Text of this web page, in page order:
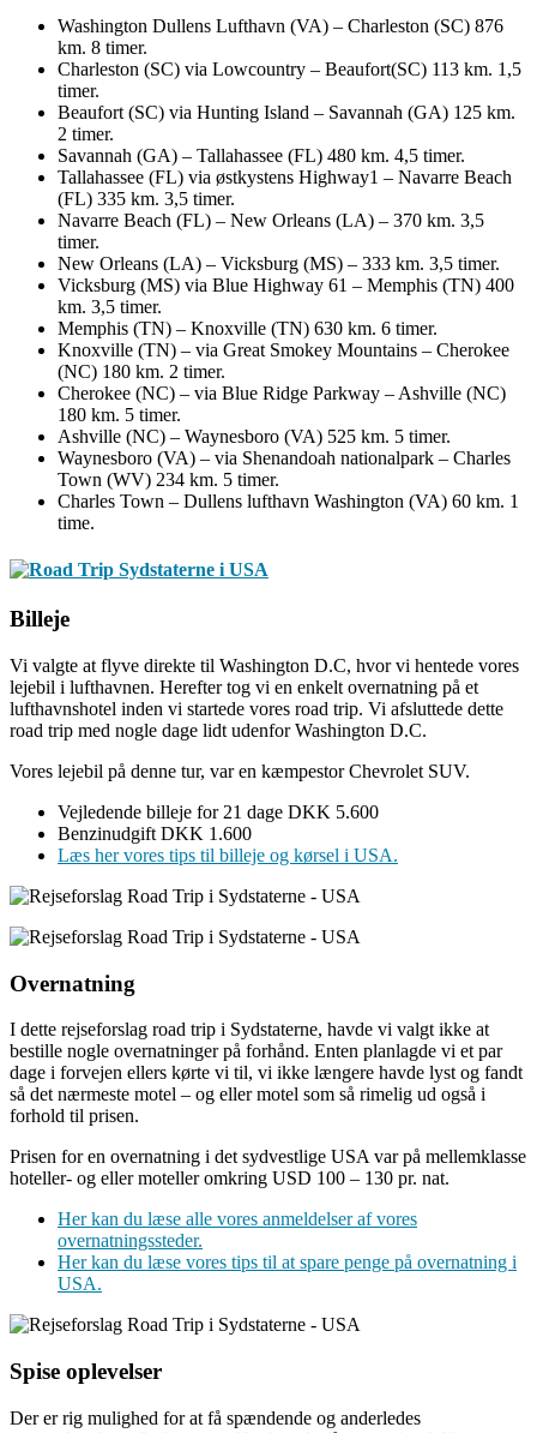
Washington Dullens Lufthavn (VA) – Charleston (SC) 876
km. 8 timer.
Charleston (SC) via Lowcountry – Beaufort(SC) 113 km. 1,5
timer.
Beaufort (SC) via Hunting Island – Savannah (GA) 125 km.
2 timer.
Savannah (GA) – Tallahassee (FL) 480 km. 4,5 timer.
Tallahassee (FL) via østkystens Highway1 – Navarre Beach
(FL) 335 km. 3,5 timer.
Navarre Beach (FL) – New Orleans (LA) – 370 km. 3,5
timer.
New Orleans (LA) – Vicksburg (MS) – 333 km. 3,5 timer.
Vicksburg (MS) via Blue Highway 61 – Memphis (TN) 400
km. 3,5 timer.
Memphis (TN) – Knoxville (TN) 630 km. 6 timer.
Knoxville (TN) – via Great Smokey Mountains – Cherokee
(NC) 180 km. 2 timer.
Cherokee (NC) – via Blue Ridge Parkway – Ashville (NC)
180 km. 5 timer.
Ashville (NC) – Waynesboro (VA) 525 km. 5 timer.
Waynesboro (VA) – via Shenandoah nationalpark – Charles
Town (WV) 234 km. 5 timer.
Charles Town – Dullens lufthavn Washington (VA) 60 km. 1
time.
Billeje
Vi valgte at flyve direkte til Washington D.C, hvor vi hentede vores
lejebil i lufthavnen. Herefter tog vi en enkelt overnatning på et
lufthavnshotel inden vi startede vores road trip. Vi afsluttede dette
road trip med nogle dage lidt udenfor Washington D.C.
Vores lejebil på denne tur, var en kæmpestor Chevrolet SUV.
Vejledende billeje for 21 dage DKK 5.600
Benzinudgift DKK 1.600
Læs her vores tips til billeje og kørsel i USA.
Overnatning
I dette rejseforslag road trip i Sydstaterne, havde vi valgt ikke at
bestille nogle overnatninger på forhånd. Enten planlagde vi et par
dage i forvejen ellers kørte vi til, vi ikke længere havde lyst og fandt
så det nærmeste motel – og eller motel som så rimelig ud også i
forhold til prisen.
Prisen for en overnatning i det sydvestlige USA var på mellemklasse
hoteller- og eller moteller omkring USD 100 – 130 pr. nat.
Her kan du læse alle vores anmeldelser af vores
overnatningssteder.
Her kan du læse vores tips til at spare penge på overnatning i
USA.
Spise oplevelser
Der er rig mulighed for at få spændende og anderledes